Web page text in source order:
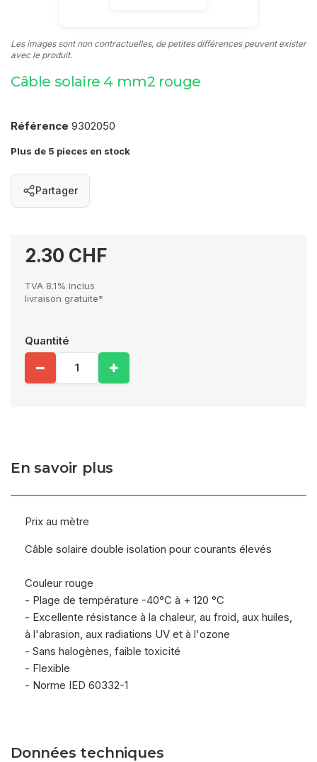
Les images sont non contractuelles, de petites différences peuvent exister
avec le produit.
Câble solaire 4 mm2 rouge
Référence 9302050
Plus de 5 pieces en stock
Partager
2.30 CHF
TVA 8.1% inclus
livraison gratuite*
Quantité
En savoir plus
Prix au mètre
Câble solaire double isolation pour courants élevés
Couleur rouge
- Plage de température -40°C à + 120 °C
- Excellente résistance à la chaleur, au froid, aux huiles,
à l'abrasion, aux radiations UV et à l'ozone
- Sans halogènes, faible toxicité
- Flexible
- Norme IED 60332-1
Données techniques